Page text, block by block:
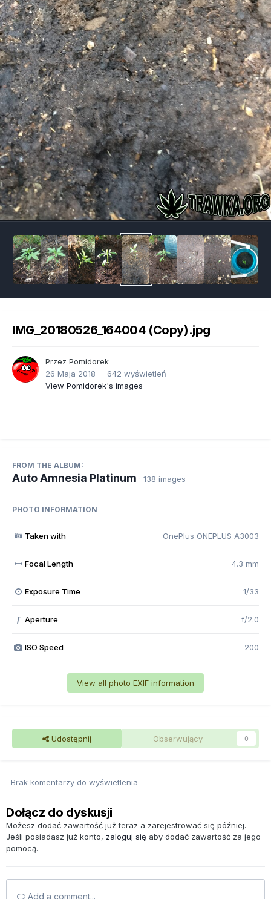
Image Tools
IMG_20180526_164004 (Copy).jpg
Przez Pomidorek
26 Maja 2018
642 wyświetleń
View Pomidorek's images
FROM THE ALBUM:
Auto Amnesia Platinum · 138 images
PHOTO INFORMATION
Taken with OnePlus ONEPLUS A3003
Focal Length 4.3 mm
Exposure Time 1/33
f Aperture f/2.0
ISO Speed 200
View all photo EXIF information
Udostępnij Obserwujący 0
Brak komentarzy do wyświetlenia
Dołącz do dyskusji
Możesz dodać zawartość już teraz a zarejestrować się później.
Jeśli posiadasz już konto, zaloguj się aby dodać zawartość za jego
pomocą.
Add a comment...